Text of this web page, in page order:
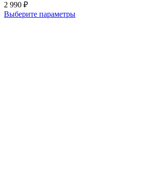
2 990 ₽
Выберите параметры